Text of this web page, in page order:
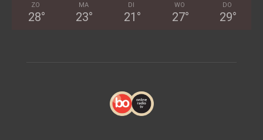
ZO
28°
MA
23°
DI
21 °
WO
27°
DO
29°